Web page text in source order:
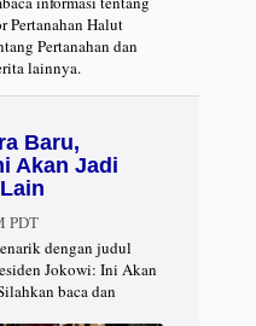
Pertanahan Halut
Pertanahan dan
lainnya.
Baru,
Akan Jadi
PDT
dengan judul
Jokowi: Ini Akan
baca dan